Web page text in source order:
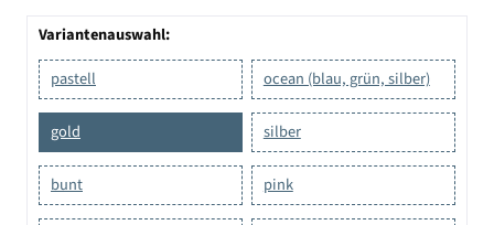
Variantenauswahl:
pastell
ocean (blau, grün, silber)
gold silber
bunt pink